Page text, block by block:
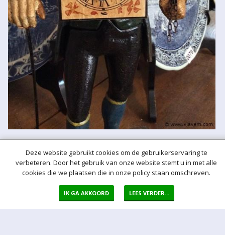
Meer hulp bij het bieden
Normaal bod
Deze website gebruikt cookies om de gebruikerservaring te
verbeteren. Door het gebruik van onze website stemt u in met alle
cookies die we plaatsen die in onze policy staan omschreven.
IK GA AKKOORD LEES VERDER...